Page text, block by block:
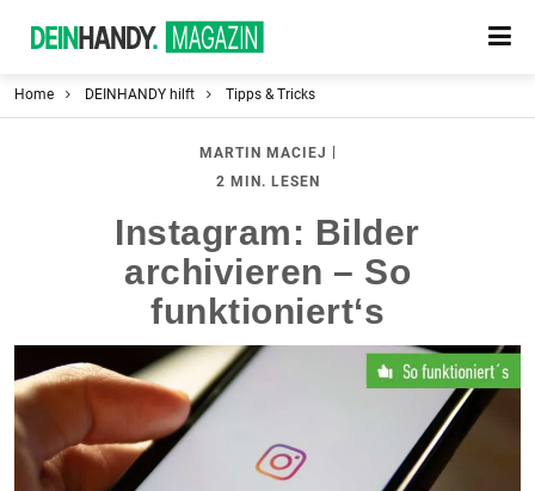
Home DEINHANDY hilft Tipps & Tricks
MARTIN MACIEJ
2 MIN. LESEN
Instagram: Bilder
archivieren – So
funktioniert‘s